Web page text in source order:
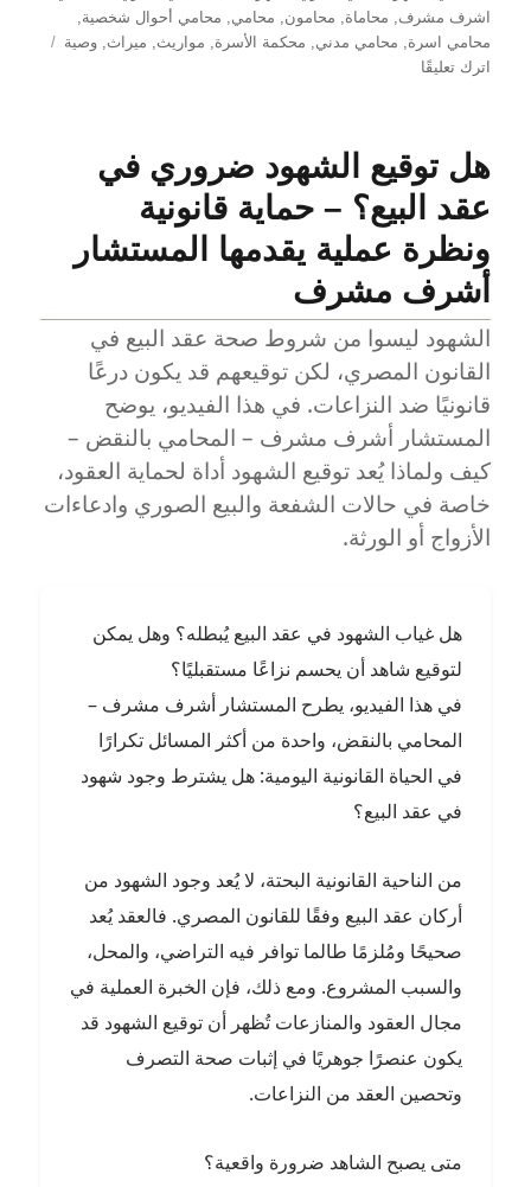
اشرف مشرف
محاماة محامون محامي محامي أحوال شخصية
محامي اسرة
محامي مدني محكمة الأسرة مواريث ميراث ,وصية
اترك تعليقًا
وردت
في
مسلسل
تحت
الوصاية
تلفزيوني
مع
المحامي
اشرف
مشرف
هل توقيع الشهود ضروري في
عقد البيع؟ – حماية قانونية
ونظرة عملية يقدمها المستشار
أشرف مشرف
الشهود ليسوا من شروط صحة عقد البيع في
القانون المصري، لكن توقيعهم قد يكون درعًا
قانونيًا ضد النزاعات. في هذا الفيديو، يوضح
المستشار أشرف مشرف – المحامي بالنقض –
كيف ولماذا يُعد توقيع الشهود أداة لحماية العقود،
خاصة في حالات الشفعة والبيع الصوري وادعاءات
الأزواج أو الورثة.
هل غياب الشهود في عقد البيع يُبطله؟ وهل يمكن
لتوقيع شاهد أن يحسم نزاعًا مستقبليًا؟
في هذا الفيديو، يطرح المستشار أشرف مشرف –
المحامي بالنقض، واحدة من أكثر المسائل تكرارًا
في الحياة القانونية اليومية: هل يشترط وجود شهود
في عقد البيع؟
من الناحية القانونية البحتة، لا يُعد وجود الشهود من
أركان عقد البيع وفقًا للقانون المصري. فالعقد يُعد
صحيحًا ومُلزمًا طالما توافر فيه التراضي، والمحل،
والسبب المشروع. ومع ذلك، فإن الخبرة العملية في
مجال العقود والمنازعات تُظهر أن توقيع الشهود قد
يكون عنصرًا جوهريًا في إثبات صحة التصرف
وتحصين العقد من النزاعات.
متى يصبح الشاهد ضرورة واقعية؟